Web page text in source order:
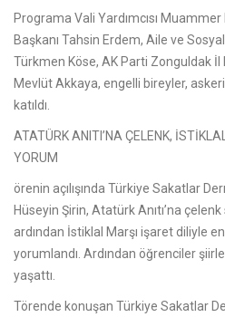
Programa Vali Yardımcısı
Başkanı Tahsin Erdem, Aile ve
Türkmen Köse, AK Parti Zonguldak İl
Mevlüt Akkaya, engelli bireyler,
katıldı.
ATATÜRK ANITI’NA ÇELENK,
YORUM
örenin açılışında Türkiye Sakatlar
Hüseyin Şirin, Atatürk Anıtı’na
ardından İstiklal Marşı işaret diliyle
yorumlandı. Ardından öğrenciler
yaşattı.
Törende konuşan Türkiye Sakatlar